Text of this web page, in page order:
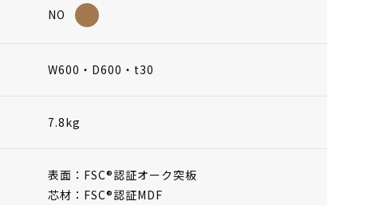
NO
W600・D600・t30
7.8kg
表面：FSC®認証オーク突板
芯材：FSC®認証MDF